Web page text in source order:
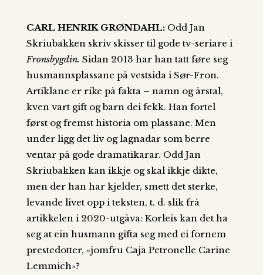
CARL HENRIK GRØNDAHL:Odd Jan
Skriubakken skriv skisser til gode tv-seriare i
Fronsbygdin. Sidan 2013 har han tatt føre seg
husmannsplassane på vestsida i Sør-Fron.
Artiklane er rike på fakta – namn og årstal,
kven vart gift og barn dei fekk. Han fortel
først og fremst historia om plassane. Men
under ligg det liv og lagnadar som berre
ventar på gode dramatikarar. Odd Jan
Skriubakken kan ikkje og skal ikkje dikte,
men der han har kjelder, smett det sterke,
levande livet opp i teksten, t. d. slik frå
artikkelen i 2020-utgåva: Korleis kan det ha
seg at ein husmann gifta seg med ei fornem
prestedotter, «jomfru Caja Petronelle Carine
Lemmich»?